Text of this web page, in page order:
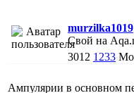
murzilka1019
Свой на
3012 1233
Ампулярии в основном